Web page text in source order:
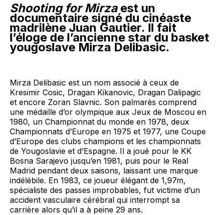
Shooting for Mirzaest un
documentaire signé du cinéaste
madrilène Juan Gautier. Il fait
l’éloge de l’ancienne star du basket
yougoslave Mirza Delibasic.
Mirza Delibasic est un nom associé à ceux de
Kresimir Cosic, Dragan Kikanovic, Dragan Dalipagic
et encore Zoran Slavnic. Son palmarès comprend
une médaille d’or olympique aux Jeux de Moscou en
1980, un Championnat du monde en 1978, deux
Championnats d’Europe en 1975 et 1977, une Coupe
d’Europe des clubs champions et les championnats
de Yougoslavie et d’Espagne. Il a joué pour le KK
Bosna Sarajevo jusqu’en 1981, puis pour le Real
Madrid pendant deux saisons, laissant une marque
indélébile. En 1983, ce joueur élégant de 1,97m,
spécialiste des passes improbables, fut victime d’un
accident vasculaire cérébral qui interrompt sa
carrière alors qu’il a à peine 29 ans.